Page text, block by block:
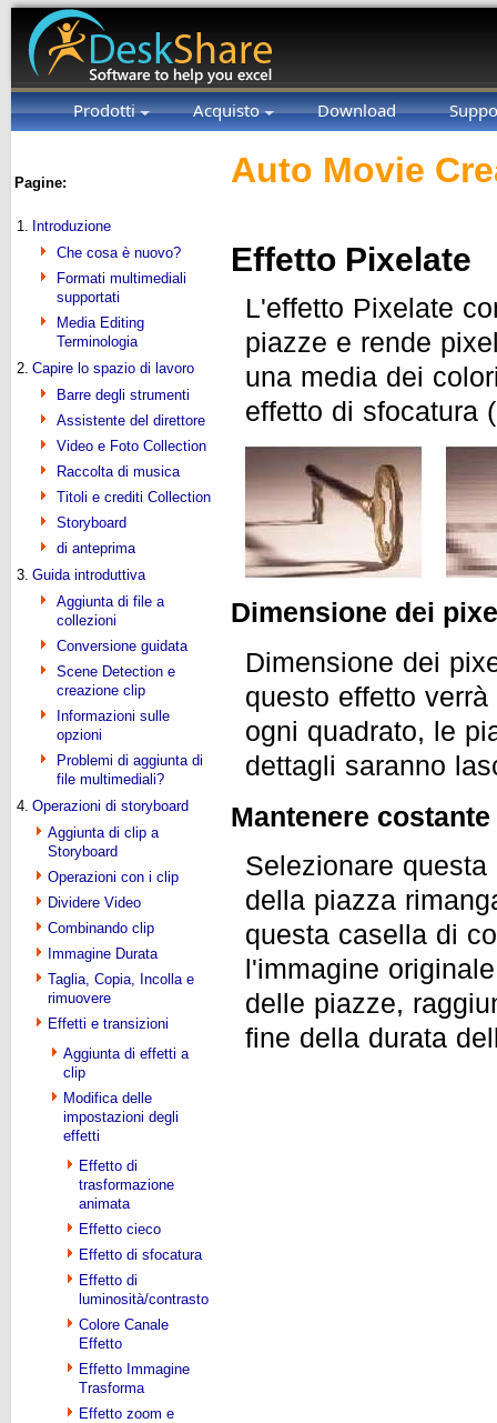
Prodotti Acquisto Download
Pagine:
1. Introduzione
Che cosa è nuovo?
Formati multimediali
supportati
Media Editing
Terminologia
2. Capire lo spazio di lavoro
Barre degli strumenti
Assistente del direttore
Video e Foto Collection
Raccolta di musica
Titoli e crediti Collection
Storyboard
di anteprima
3. Guida introduttiva
Aggiunta di file a
collezioni
Conversione guidata
Scene Detection e
creazione clip
Informazioni sulle
opzioni
Problemi di aggiunta di
file multimediali?
4. Operazioni di storyboard
Aggiunta di clip a
Storyboard
Operazioni con i clip
Dividere Video
Combinando clip
Immagine Durata
Taglia, Copia, Incolla e
rimuovere
Effetti e transizioni
Aggiunta di effetti a
clip
Modifica delle
impostazioni degli
effetti
Effetto di
trasformazione
animata
Effetto cieco
Effetto di sfocatura
Effetto di
luminosità/contrasto
Colore Canale
Effetto
Effetto Immagine
Trasforma
Effetto zoom e
Auto Movie
Effetto Pixelate
L'effetto Pixelate
piazze e rende
una media dei
effetto di sfocatura
Dimensione dei
Dimensione dei
questo effetto
ogni quadrato, le
dettagli saranno
Mantenere
Selezionare
della piazza
questa casella di
l'immagine
delle piazze,
fine della durata